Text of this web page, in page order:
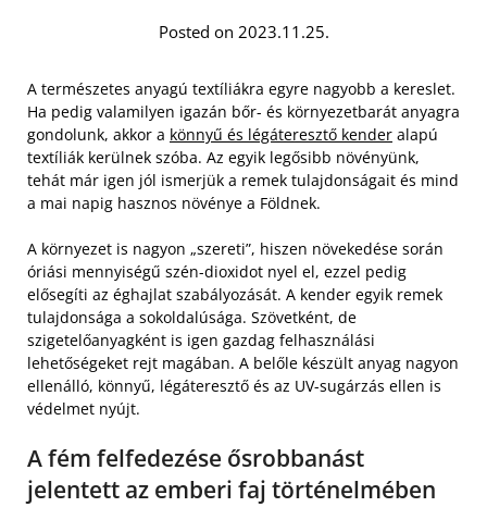
Posted on 2023.11.25.
A természetes anyagú textíliákra egyre nagyobb a kereslet.
Ha pedig valamilyen igazán bőr- és környezetbarát anyagra
gondolunk, akkor a könnyű és légáteresztő kender alapú
textíliák kerülnek szóba. Az egyik legősibb növényünk,
tehát már igen jól ismerjük a remek tulajdonságait és mind
a mai napig hasznos növénye a Földnek.
A környezet is nagyon „szereti”, hiszen növekedése során
óriási mennyiségű szén-dioxidot nyel el, ezzel pedig
elősegíti az éghajlat szabályozását. A kender egyik remek
tulajdonsága a sokoldalúsága. Szövetként, de
szigetelőanyagként is igen gazdag felhasználási
lehetőségeket rejt magában. A belőle készült anyag nagyon
ellenálló, könnyű, légáteresztő és az UV-sugárzás ellen is
védelmet nyújt.
A fém felfedezése ősrobbanást
jelentett az emberi faj történelmében